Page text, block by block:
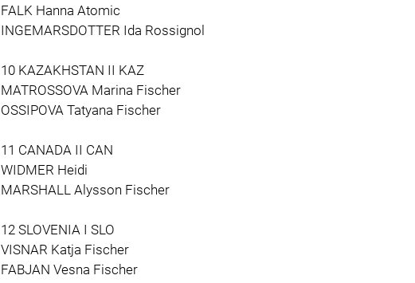
FALK Hanna Atomic
INGEMARSDOTTER Ida Rossignol
10 KAZAKHSTAN II KAZ
MATROSSOVA Marina Fischer
OSSIPOVA Tatyana Fischer
11 CANADA II CAN
WIDMER Heidi
MARSHALL Alysson Fischer
12 SLOVENIA I SLO
VISNAR Katja Fischer
FABJAN Vesna Fischer